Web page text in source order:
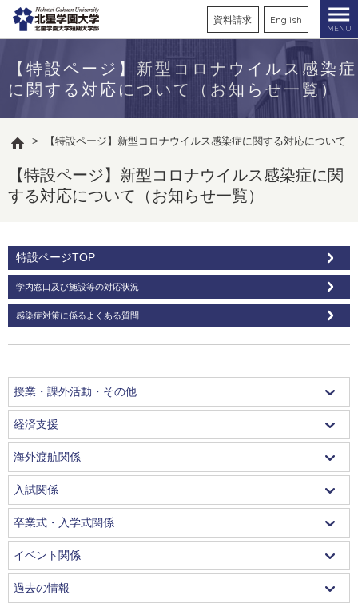
資料請求 English
MENU
【特設ページ】新型コロナウイルス感染症
に関する対応について（お知らせ一覧）
> 【特設ページ】新型コロナウイルス感染症に関する対応について
【特設ページ】新型コロナウイルス感染症に関
する対応について（お知らせ一覧）
特設ページTOP
学内窓口及び施設等の対応状況
感染症対策に係るよくある質問
授業・課外活動・その他
経済支援
海外渡航関係
入試関係
卒業式・入学式関係
イベント関係
過去の情報